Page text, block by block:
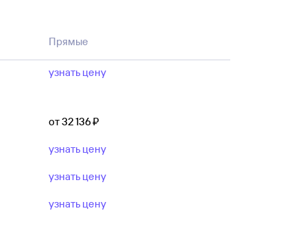
билеты на самолет с вылетом
по авиакомпании.
Прямые
узнать цену
от 32 ⁠136 ⁠₽
узнать цену
узнать цену
узнать цену